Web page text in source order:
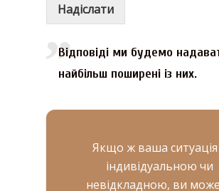
Надіслати
Відповіді ми будемо
найбільш поширені із них.
Якщо ж ваша ситуація
індивідуальною чи
невідкладною, ви